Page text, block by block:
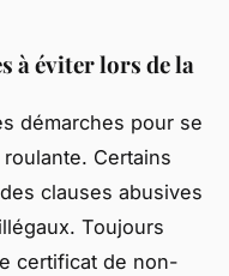
à éviter lors de la
démarches pour se
Certains
clauses abusives
Toujours
certificat de non-